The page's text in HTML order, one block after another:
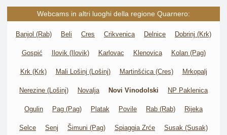
Webcams in altri luoghi della regione Quarnero:
Banjol (Rab) Beli Cres Crikvenica Delnice Dobrinj (Krk)
Gospić Ilovik (Ilovik) Karlovac Klenovica Kolan (Pag)
Krk (Krk) Mali Lošinj (Lošinj) Martinšćica (Cres) Mrkopalj
Nerezine (Lošinj) Novalja Novi Vinodolski NP Paklenica
Ogulin Pag (Pag) Platak Povile Rab (Rab) Rijeka
Selce Senj Šimuni (Pag) Spiaggia Zrće Susak (Susak)